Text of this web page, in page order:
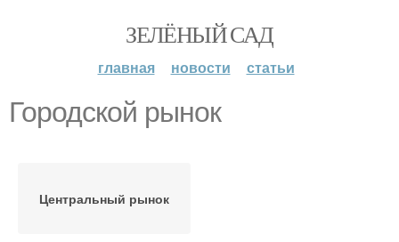
ЗЕЛЁНЫЙ САД
главная новости статьи
Городской рынок
Центральный рынок